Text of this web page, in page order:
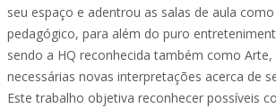
seu espaço e adentrou as salas de aula
pedagógico, para além do puro
sendo a HQ reconhecida também como Arte,
necessárias novas interpretações acerca de
Este trabalho objetiva reconhecer possíveis